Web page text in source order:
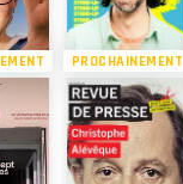
PROCHAINEMENT